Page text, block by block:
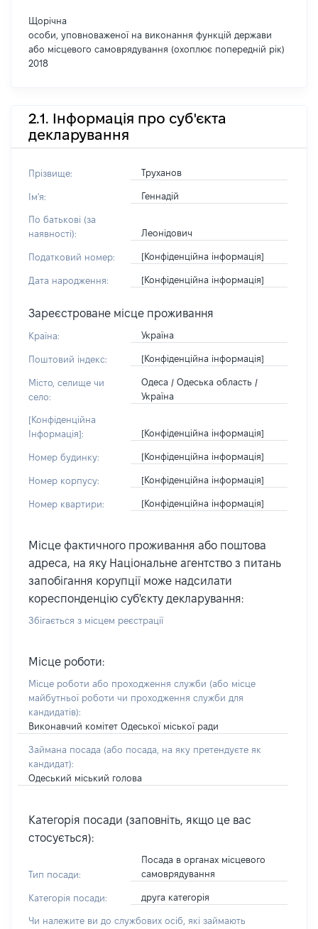
Щорічна
особи, уповноваженої на виконання функцій держави
або місцевого самоврядування (охоплює попередній рік)
2018
2.1. Інформація про суб'єкта
декларування
Прізвище: Труханов
Ім'я: Геннадій
По батькові (за
наявності):
Леонідович
Податковий номер: [Конфіденційна інформація]
Дата народження: [Конфіденційна інформація]
Зареєстроване місце проживання
Країна: Україна
Поштовий індекс: [Конфіденційна інформація]
Місто, селище чи
село:
Одеса / Одеська область /
Україна
[Конфіденційна
Інформація]:
[Конфіденційна інформація]
Номер будинку: [Конфіденційна інформація]
Номер корпусу: [Конфіденційна інформація]
Номер квартири: [Конфіденційна інформація]
Місце фактичного проживання або поштова
адреса, на яку Національне агентство з питань
запобігання корупції може надсилати
кореспонденцію суб'єкту декларування:
Збігається з місцем реєстрації
Місце роботи:
Місце роботи або проходження служби (або місце
майбутньої роботи чи проходження служби для
кандидатів):
Виконавчий комітет Одеської міської ради
Займана посада (або посада, на яку претендуєте як
кандидат):
Одеський міський голова
Категорія посади (заповніть, якщо це вас
стосується):
Тип посади:
Посада в органах місцевого
самоврядування
Категорія посади: друга категорія
Чи належите ви до службових осіб, які займають